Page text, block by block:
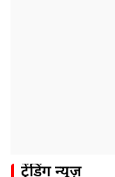
ट्रेंडिंग न्यूज़